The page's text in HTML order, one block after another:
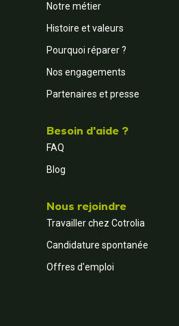
Notre métier
Histoire et valeurs
Pourquoi réparer ?
Nos engagements
Partenaires et presse
Besoin d'aide ?
FAQ
Blog
Nous rejoindre
Travailler chez Cotrolia
Candidature spontanée
Offres d'emploi